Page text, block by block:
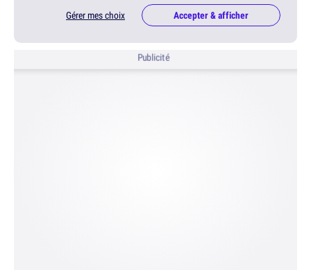
Gérer mes choix Accepter & afficher
Publicité